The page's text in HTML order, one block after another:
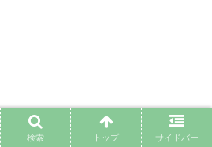
検索 トップ サイドバー